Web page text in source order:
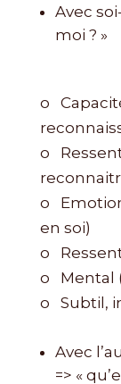
Avec
moi ? »
o
o
o
en soi)
o
o Mental
o Subtil,
Avec
=> «